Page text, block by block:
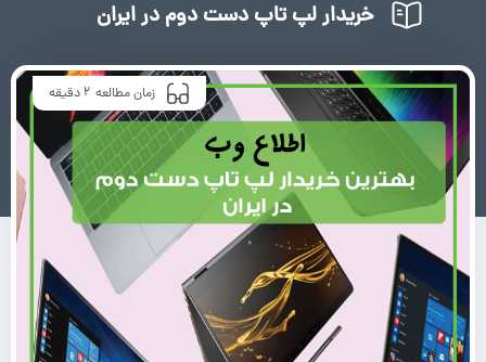
خریدار لپ تاپ دست دوم در ایران
زمان مطالعه 2 دقیقه